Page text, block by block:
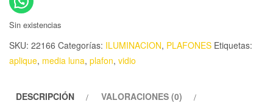
Sin existencias
SKU: 22166 Categorías: ILUMINACION, PLAFONES Etiquetas:
aplique, media luna, plafon, vidio
DESCRIPCIÓN VALORACIONES (0)